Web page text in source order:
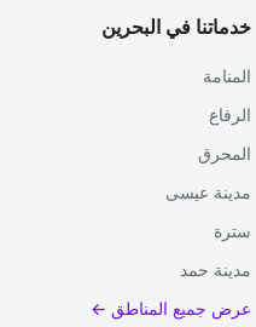
خدماتنا في البحرين
المنامة
الرفاع
المحرق
مدينة عيسى
سترة
مدينة حمد
عرض جميع المناطق ←